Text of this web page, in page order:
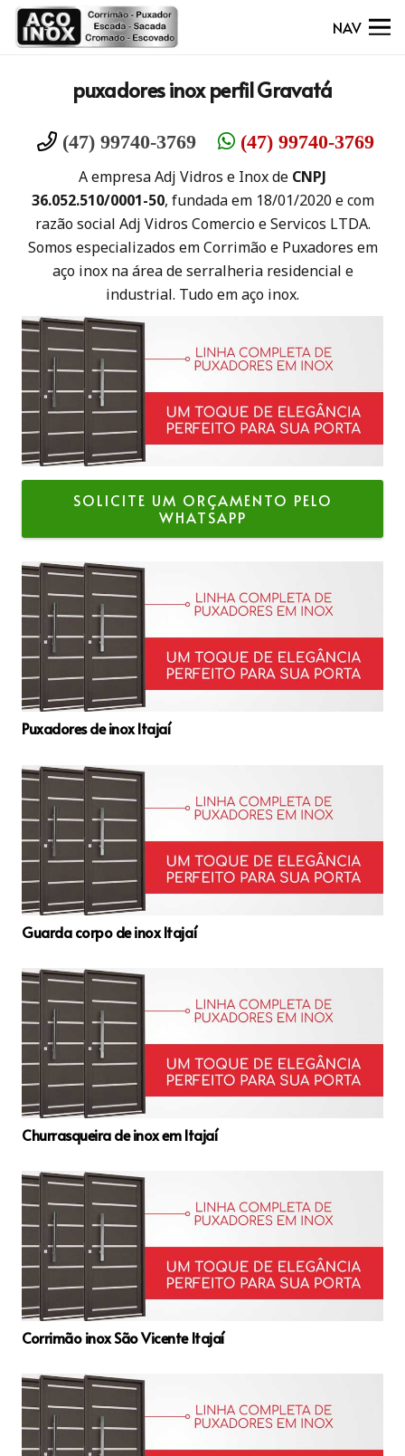
NAV
puxadores inox perfil Gravatá
(47) 99740-3769 (47) 99740-3769
A empresa Adj Vidros e Inox de CNPJ
36.052.510/0001-50, fundada em 18/01/2020 e com
razão social Adj Vidros Comercio e Servicos LTDA.
Somos especializados em Corrimão e Puxadores em
aço inox na área de serralheria residencial e
industrial. Tudo em aço inox.
SOLICITE UM ORÇAMENTO PELO
WHATSAPP
Puxadores de inox Itajaí
Guarda corpo de inox Itajaí
Churrasqueira de inox em Itajaí
Corrimão inox São Vicente Itajaí